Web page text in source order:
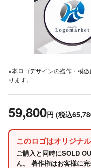
※本ロゴデザインの盗作・模
ります。
59,800円 (税込
このロゴはオリジナ
ご購入と同時にSOLD
ん。 著作権はお客様に完